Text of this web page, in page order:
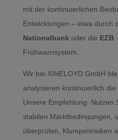
mit der kontinuierlichen
Entwicklungen – etwa durch
Nationalbank oder die EZB
Frühwarnsystem.
Wir bei XINELOYD GmbH
analysieren kontinuierlich
Unsere Empfehlung: Nutzen
stabilen Marktbedingungen,
überprüfen, Klumpenrisiken